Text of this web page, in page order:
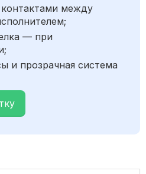
между
— при
и прозрачная система